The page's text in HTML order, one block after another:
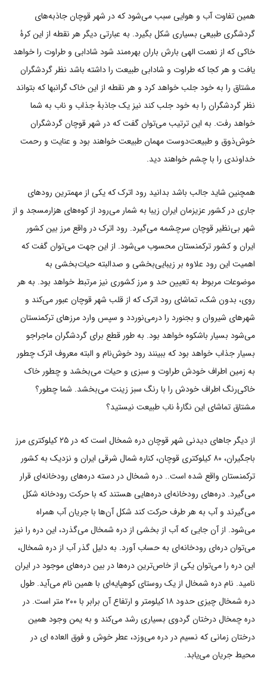
همین تفاوت آب و هوایی سبب می‌شود که در شهر قوچان جاذبه‌های
گردشگری طبیعی بسیاری شکل بگیرد. به عبارتی دیگر هر نقطه از این کرۀ
خاکی که از نعمت الهی بارش باران بهره‌مند شود شادابی و طراوت را خواهد
یافت و هر کجا که طراوت و شادابی طبیعت را داشته باشد نظر گردشگران
مشتاق را به خود جلب خواهد کرد و هر نقطه از این خاک گرانبها که بتواند
نظر گردشگران را به خود جلب کند نیز یک جاذبۀ جذاب و ناب به شما
خواهد رفت. به این ترتیب می‌توان گفت که در شهر قوچان گردشگران
خوش‌ذوق و طبیعت‌دوست مهمان طبیعت خواهند بود و عنایت و رحمت
خداوندی را با چشم خواهند دید.
همچنین شاید جالب باشد بدانید رود اترک که یکی از مهمترین رودهای
جاری در کشور عزیزمان ایران زیبا به شمار می‌رود از کوه‌های هزارمسجد و از
شهر بی‌نظیر قوچان سرچشمه می‌گیرد. رود اترک در واقع مرز بین کشور
ایران و کشور ترکمنستان محسوب می‌شود. از این جهت می‌توان گفت که
اهمیت این رود علاوه بر زیبایی‌بخشی و صدالبته حیات‌بخشی به
موضوعات مربوط به تعیین حد و مرز کشوری نیز مرتبط خواهد بود. به هر
روی، بدون شک، تماشای رود اترک که از قلب شهر قوچان عبور می‌کند و
شهرهای شیروان و بجنورد را درمی‌نوردد و سپس وارد مرزهای ترکمنستان
می‌شود بسیار باشکوه خواهد بود. به طور قطع برای گردشگران ماجراجو
بسیار جذاب خواهد بود که ببینند رود خوش‌نام و البته معروف اترک چطور
به زمین اطراف خودش طراوت و سبزی و حیات می‌بخشد و چطور خاک
خاکی‌رنگ اطراف خودش را با رنگ سبز زینت می‌بخشد. شما چطور؟
مشتاق تماشای این نگارۀ ناب طبیعت نیستید؟
از دیگر جاهای دیدنی شهر قوچان دره شمخال است که در ۲۵ کیلوکتری مرز
باجگیران، ۸۰ کیلوکتری قوچان، کناره شمال شرقی ایران و نزدیک به کشور
ترکمنستان واقع شده است.. دره شمخال در دسته دره‌های رودخانه‌ای قرار
می‌گیرد. دره‌های رودخانه‌ای دره‌هایی هستند که با حرکت رودخانه شکل
می‌گیرند و آب به هر طرف حرکت کند شکل آن‌ها با جریان آب همراه
می‌شود. از آن جایی که آب از بخشی از دره شمخال می‌گذرد، این دره را نیز
می‌توان دره‌ای رودخانه‌ای به حساب آورد. به دلیل گذر آب از دره شمخال،
این دره را می‌توان یکی از خاص‌ترین دره‌ها در بین دره‌های موجود در ایران
نامید. نام دره شمخال از یک روستای کوهپایه‌ای با همین نام می‌آید. طول
دره شمخال چیزی حدود ۱۸ کیلومتر و ارتفاع آن برابر با ۲۰۰ متر است. در
دره چمخال درختان گردوی بسیاری رشد می‌کند و به یمن وجود همین
درختان زمانی که نسیم در دره می‌وزد، عطر خوش و فوق العاده ای در
محیط جریان می‌یابد.